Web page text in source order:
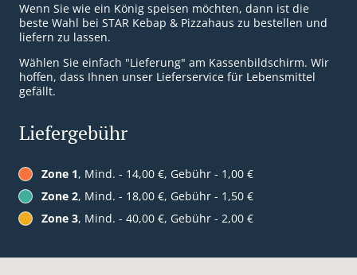
Wenn Sie wie ein König speisen möchten, dann ist die
beste Wahl bei STAR Kebap & Pizzahaus zu bestellen und
liefern zu lassen.
Wählen Sie einfach "Lieferung" am Kassenbildschirm. Wir
hoffen, dass Ihnen unser Lieferservice für Lebensmittel
gefällt.
Liefergebühr
Zone 1, Mind. - 14,00 €, Gebühr - 1,00 €
Zone 2, Mind. - 18,00 €, Gebühr - 1,50 €
Zone 3, Mind. - 40,00 €, Gebühr - 2,00 €